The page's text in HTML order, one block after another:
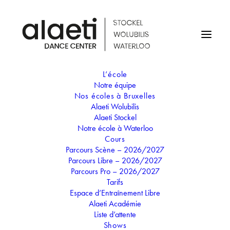
L’école
Notre équipe
Nos écoles à Bruxelles
Alaeti Wolubilis
Alaeti Stockel
Notre école à Waterloo
Cours
Parcours Scène – 2026/2027
Parcours Libre – 2026/2027
Parcours Pro – 2026/2027
Tarifs
Espace d’Entraînement Libre
Alaeti Académie
Liste d’attente
Shows
Sabrina Gerlache
Sabrina est une jeune prof qui est dans notre équipe pour la
3ème année consécutive. Formée en classique depuis le
plus jeune âge, sa formation polyvalente lui permet